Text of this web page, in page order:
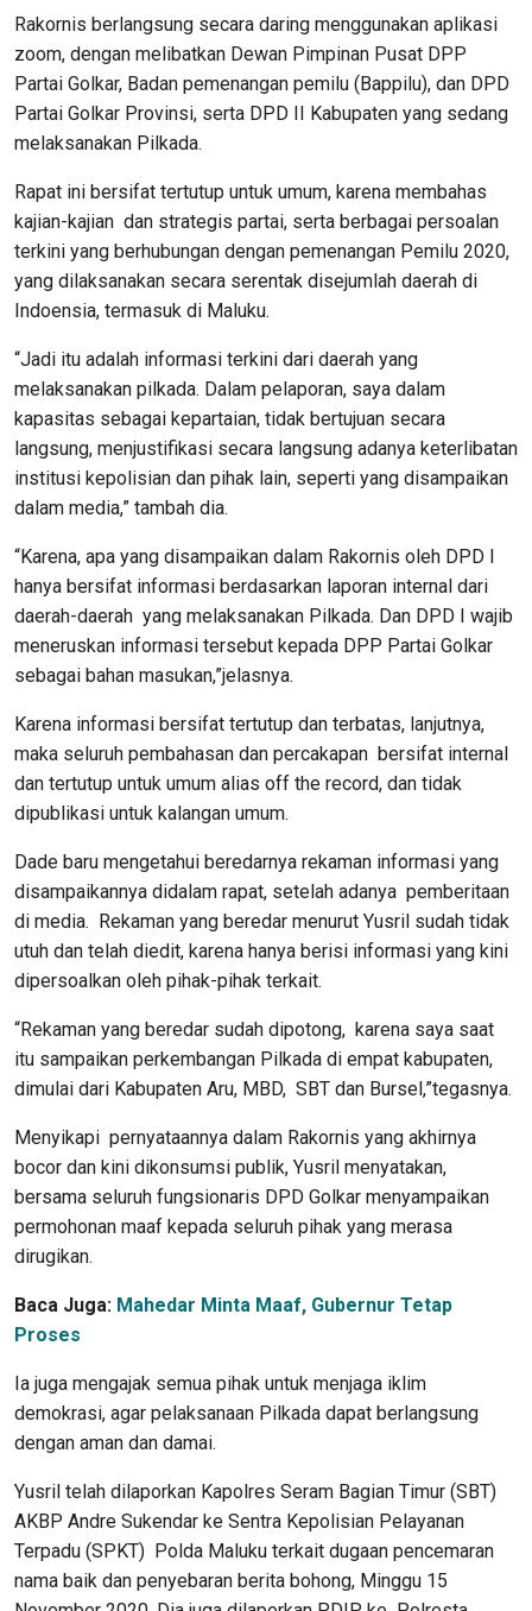
Rakornis berlangsung secara daring menggunakan aplikasi
zoom, dengan melibatkan Dewan Pimpinan Pusat DPP
Partai Golkar, Badan pemenangan pemilu (Bappilu), dan DPD
Partai Golkar Provinsi, serta DPD II Kabupaten yang sedang
melaksanakan Pilkada.
Rapat ini bersifat tertutup untuk umum, karena membahas
kajian-kajian dan strategis partai, serta berbagai persoalan
terkini yang berhubungan dengan pemenangan Pemilu 2020,
yang dilaksanakan secara serentak disejumlah daerah di
Indoensia, termasuk di Maluku.
“Jadi itu adalah informasi terkini dari daerah yang
melaksanakan pilkada. Dalam pelaporan, saya dalam
kapasitas sebagai kepartaian, tidak bertujuan secara
langsung, menjustifikasi secara langsung adanya keterlibatan
institusi kepolisian dan pihak lain, seperti yang disampaikan
dalam media,” tambah dia.
“Karena, apa yang disampaikan dalam Rakornis oleh DPD I
hanya bersifat informasi berdasarkan laporan internal dari
daerah-daerah yang melaksanakan Pilkada. Dan DPD I wajib
meneruskan informasi tersebut kepada DPP Partai Golkar
sebagai bahan masukan,”jelasnya.
Karena informasi bersifat tertutup dan terbatas, lanjutnya,
maka seluruh pembahasan dan percakapan bersifat internal
dan tertutup untuk umum alias off the record, dan tidak
dipublikasi untuk kalangan umum.
Dade baru mengetahui beredarnya rekaman informasi yang
disampaikannya didalam rapat, setelah adanya pemberitaan
di media. Rekaman yang beredar menurut Yusril sudah tidak
utuh dan telah diedit, karena hanya berisi informasi yang kini
dipersoalkan oleh pihak-pihak terkait.
“Rekaman yang beredar sudah dipotong, karena saya saat
itu sampaikan perkembangan Pilkada di empat kabupaten,
dimulai dari Kabupaten Aru, MBD, SBT dan Bursel,”tegasnya.
Menyikapi pernyataannya dalam Rakornis yang akhirnya
bocor dan kini dikonsumsi publik, Yusril menyatakan,
bersama seluruh fungsionaris DPD Golkar menyampaikan
permohonan maaf kepada seluruh pihak yang merasa
dirugikan.
Baca Juga: Mahedar Minta Maaf, Gubernur Tetap
Proses
Ia juga mengajak semua pihak untuk menjaga iklim
demokrasi, agar pelaksanaan Pilkada dapat berlangsung
dengan aman dan damai.
Yusril telah dilaporkan Kapolres Seram Bagian Timur (SBT)
AKBP Andre Sukendar ke Sentra Kepolisian Pelayanan
Terpadu (SPKT) Polda Maluku terkait dugaan pencemaran
nama baik dan penyebaran berita bohong, Minggu 15